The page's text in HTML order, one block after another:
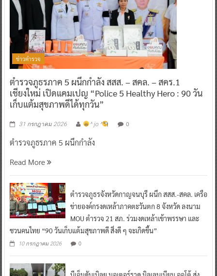
ข่าวตำรวจ
ตำรวจภูธรภาค 5 ผนึกกำลัง สสส. – สคล. – สคร.1
เชียงใหม่ เปิดแคมเปญ “Police 5 Healthy Hero : 90 วัน
เก็บแต้มสุขภาพดีได้ทุกวัน”
31 กรกฎาคม 2026 ^ jo ^ 0
ตำรวจภูธรภาค 5 ผนึกกำลัง
Read More
ตำรวจภูธรจังหวัดกาญจนบุรี ผนึก สสส.-สคล. เครือ
ข่ายองค์กรงดเหล้าภาคตะวันตก 8 จังหวัด ลงนาม
MOU ตำรวจ 21 สภ. ร่วมงดเหล้าเข้าพรรษา และ
ชวนคนไทย “90 วันเก็บแต้มสุขภาพดี สิ่งดี ๆ จะเกิดขึ้น”
10 กรกฎาคม 2026 0